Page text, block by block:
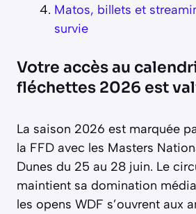
Matos, billets et
survie
Votre accès au
fléchettes 2026 est
La saison 2026 est marquée
la FFD avec les Masters
Dunes du 25 au 28 juin. Le
maintient sa domination
les opens WDF s’ouvrent aux